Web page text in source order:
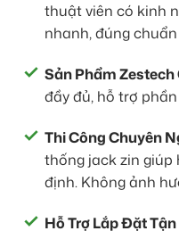
thuật viên có kinh
nhanh, đúng
Sản Phẩm Zestech
đầy đủ, hỗ trợ
Thi Công Chuyên
thống jack zin giúp
định. Không ảnh
Hỗ Trợ Lắp Đặt Tận